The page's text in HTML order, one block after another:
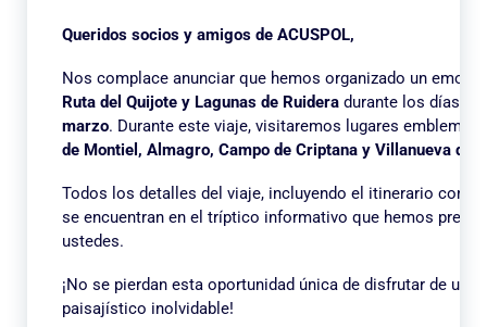
Queridos socios y amigos de ACUSPOL,
Nos complace anunciar que hemos organizado un
Ruta del Quijote y Lagunas de Ruidera durante los días
marzo. Durante este viaje, visitaremos lugares
de Montiel, Almagro, Campo de Criptana y Villanueva de
Todos los detalles del viaje, incluyendo el itinerario
se encuentran en el tríptico informativo que hemos
ustedes.
¡No se pierdan esta oportunidad única de disfrutar de un
paisajístico inolvidable!